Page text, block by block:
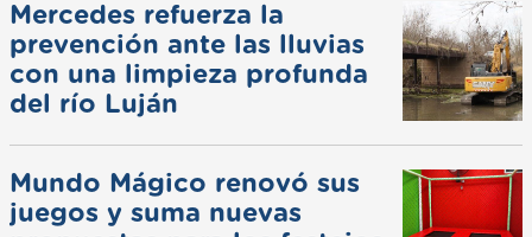
Mercedes refuerza la
prevención ante las lluvias
con una limpieza profunda
del río Luján
Mundo Mágico renovó sus
juegos y suma nuevas